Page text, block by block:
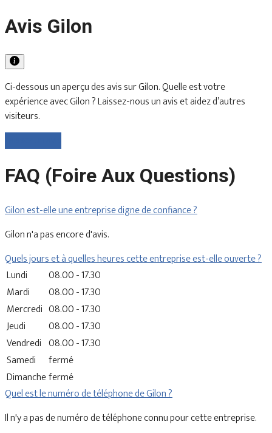
Avis Gilon
Ci-dessous un aperçu des avis sur Gilon. Quelle est votre
expérience avec Gilon ? Laissez-nous un avis et aidez d’autres
visiteurs.
FAQ (Foire Aux Questions)
Gilon est-elle une entreprise digne de confiance ?
Gilon n'a pas encore d'avis.
Quels jours et à quelles heures cette entreprise est-elle ouverte ?
Lundi
08.00 - 17.30
Mardi
08.00 - 17.30
Mercredi 08.00 - 17.30
Jeudi
08.00 - 17.30
Vendredi 08.00 - 17.30
Samedi
fermé
Dimanchefermé
Quel est le numéro de téléphone de Gilon ?
Il n'y a pas de numéro de téléphone connu pour cette entreprise.